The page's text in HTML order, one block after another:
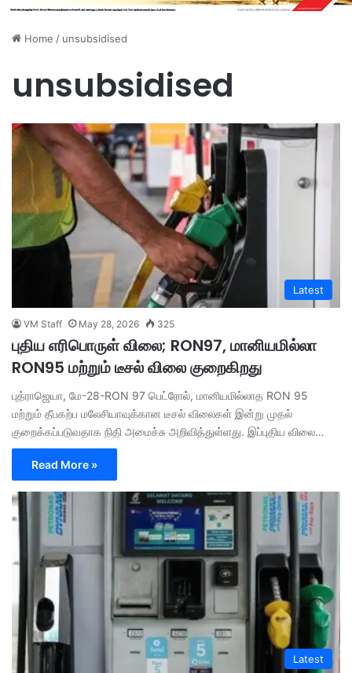
Home / unsubsidised
unsubsidised
Latest
VM Staff May 28, 2026 325
புதிய எரிபொருள் விலை; RON97, மானியமில்லா
RON95 மற்றும் டீசல் விலை குறைகிறது
புத்ராஜெயா, மே-28-​RON 97 பெட்ரோல், மானியமில்லாத RON 95
மற்றும் தீபகற்ப மலேசியாவுக்கான டீசல் விலைகள் இன்று முதல்
குறைக்கப்படுவதாக நிதி அமைச்சு அறிவித்துள்ளது. இப்புதிய விலை…
Read More »
Latest